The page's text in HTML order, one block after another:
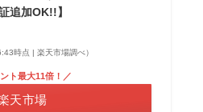
追加OK!!】
時点 | 楽天市場調べ）
ト最大11倍！／
天市場